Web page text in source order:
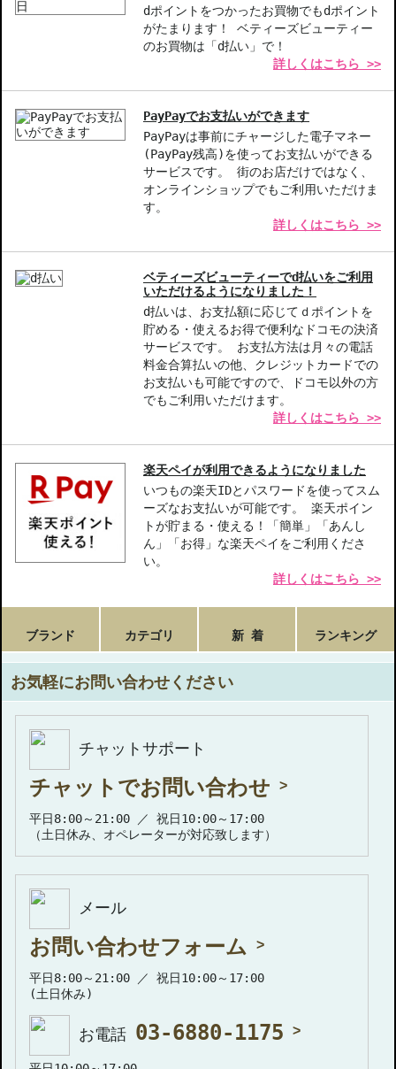
dポイントをつかったお買物でもdポイント
がたまります！ ベティーズビューティー
のお買物は「d払い」で！
詳しくはこちら >>
PayPayでお支払いができます
PayPayは事前にチャージした電子マネー
(PayPay残高)を使ってお支払いができる
サービスです。 街のお店だけではなく、
オンラインショップでもご利用いただけま
す。
詳しくはこちら >>
ベティーズビューティーでd払いをご利用
いただけるようになりました！
d払いは、お支払額に応じてｄポイントを
貯める・使えるお得で便利なドコモの決済
サービスです。 お支払方法は月々の電話
料金合算払いの他、クレジットカードでの
お支払いも可能ですので、ドコモ以外の方
でもご利用いただけます。
詳しくはこちら >>
楽天ペイが利用できるようになりました
いつもの楽天IDとパスワードを使ってスム
ーズなお支払いが可能です。 楽天ポイン
トが貯まる・使える！「簡単」「あんし
ん」「お得」な楽天ペイをご利用くださ
い。
詳しくはこちら >>
ブランド カテゴリ 新 着 ランキング
お気軽にお問い合わせください
チャットサポート
チャットでお問い合わせ
平日8:00～21:00 ／ 祝日10:00～17:00
（土日休み、オペレーターが対応致します）
メール
お問い合わせフォーム
平日8:00～21:00 ／ 祝日10:00～17:00
(土日休み)
お電話 03-6880-1175